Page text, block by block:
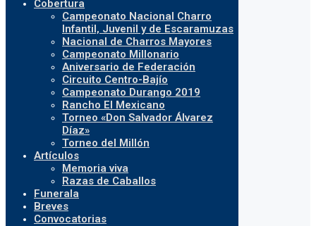
Cobertura
Campeonato Nacional Charro
Infantil, Juvenil y de Escaramuzas
Nacional de Charros Mayores
Campeonato Millonario
Aniversario de Federación
Circuito Centro-Bajío
Campeonato Durango 2019
Rancho El Mexicano
Torneo «Don Salvador Álvarez
Díaz»
Torneo del Millón
Artículos
Memoria viva
Razas de Caballos
Funerala
Breves
Convocatorias